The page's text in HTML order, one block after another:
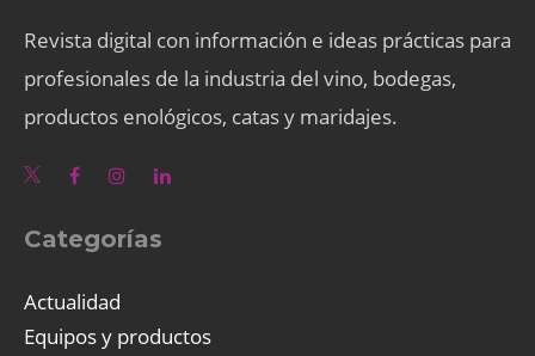
Revista digital con información e ideas prácticas para
profesionales de la industria del vino, bodegas,
productos enológicos, catas y maridajes.
Categorías
Actualidad
Equipos y productos